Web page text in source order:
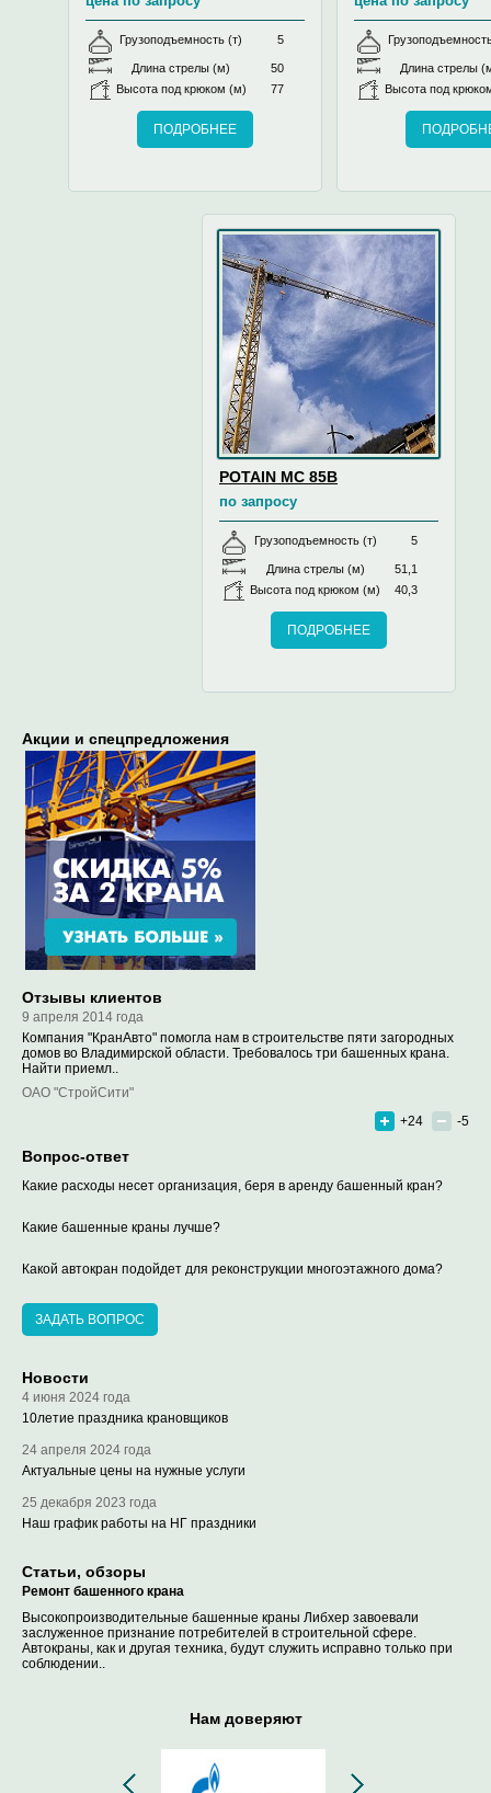
Акции и спецпредложения
Отзывы клиентов
9 апреля 2014 года
Компания "КранАвто" помогла нам в строительстве пяти загородных
домов во Владимирской области. Требовалось три башенных крана.
Найти приемл..
ОАО "СтройСити"
+24
-5
Вопрос-ответ
Какие расходы несет организация, беря в аренду башенный кран?
Какие башенные краны лучше?
Какой автокран подойдет для реконструкции многоэтажного дома?
ЗАДАТЬ ВОПРОС
Новости
4 июня 2024 года
10летие праздника крановщиков
24 апреля 2024 года
Актуальные цены на нужные услуги
25 декабря 2023 года
Наш график работы на НГ праздники
Статьи, обзоры
Ремонт башенного крана
Высокопроизводительные башенные краны Либхер завоевали
заслуженное признание потребителей в строительной сфере.
Автокраны, как и другая техника, будут служить исправно только при
соблюдении..
Грузоподъемность (т) 5
Длина стрелы (м)
50
Высота под крюком (м)
77
ПОДРОБНЕЕ
Длина стрелы
Высота под
POTAIN MC 85B
по запросу
Грузоподъемность (т) 5
Длина стрелы (м)
51,1
Высота под крюком (м)
40,3
ПОДРОБНЕЕ
Нам доверяют